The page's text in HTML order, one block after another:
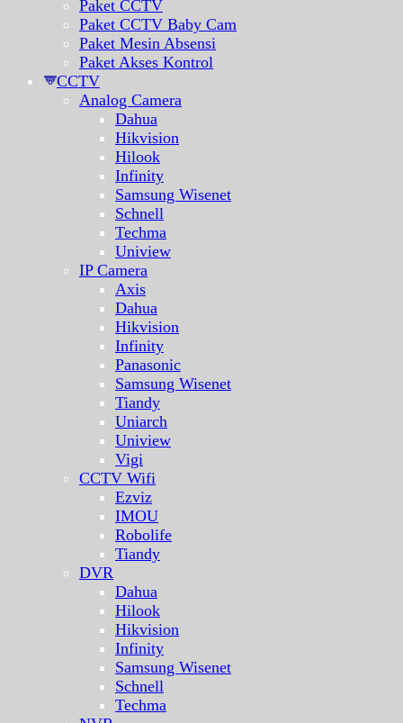
Paket CCTV
Paket CCTV Baby Cam
Paket Mesin Absensi
Paket Akses Kontrol
CCTV
Analog Camera
Dahua
Hikvision
Hilook
Infinity
Samsung Wisenet
Schnell
Techma
Uniview
IP Camera
Axis
Dahua
Hikvision
Infinity
Panasonic
Samsung Wisenet
Tiandy
Uniarch
Uniview
Vigi
CCTV Wifi
Ezviz
IMOU
Robolife
Tiandy
DVR
Dahua
Hilook
Hikvision
Infinity
Samsung Wisenet
Schnell
Techma